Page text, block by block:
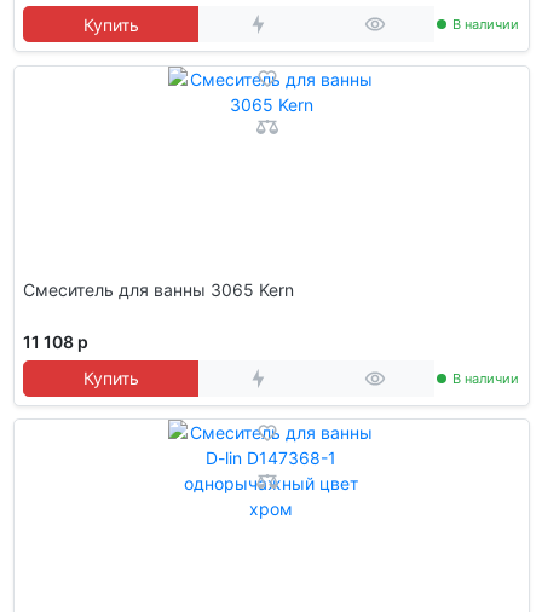
Купить
В наличии
Смеситель для ванны 3065 Kern
11 108 р
Купить
В наличии